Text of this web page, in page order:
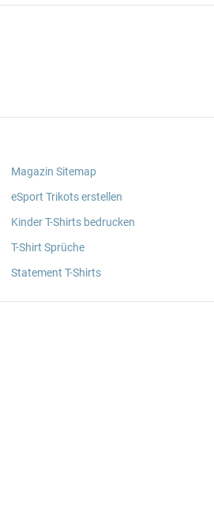
Magazin Sitemap
eSport Trikots erstellen
Kinder T-Shirts bedrucken
T-Shirt Sprüche
Statement T-Shirts